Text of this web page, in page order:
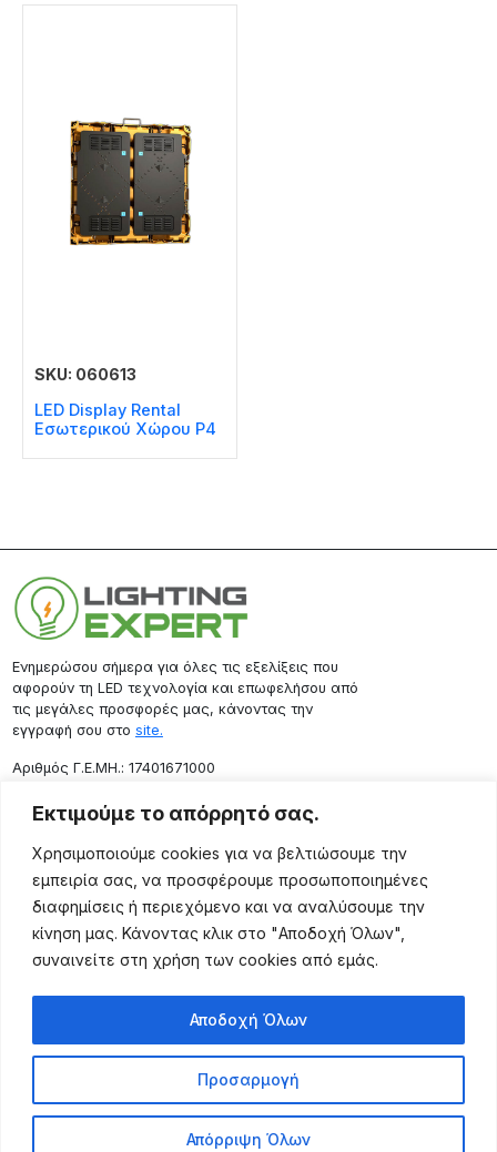
Εκτιμούμε το απόρρητό σας.
Χρησιμοποιούμε cookies για να βελτιώσουμε την
εμπειρία σας, να προσφέρουμε προσωποποιημένες
διαφημίσεις ή περιεχόμενο και να αναλύσουμε την
κίνηση μας. Κάνοντας κλικ στο "Αποδοχή Όλων",
συναινείτε στη χρήση των cookies από εμάς.
Προσαρμογή
Απόρριψη Όλων
Αποδοχή Όλων
SKU: 060613
LED Display Rental
Εσωτερικού Χώρου P4
Ενημερώσου σήμερα για όλες τις εξελίξεις που
αφορούν τη LED τεχνολογία και επωφελήσου από
τις μεγάλες προσφορές μας, κάνοντας την
εγγραφή σου στο site.
Aριθμός Γ.Ε.ΜΗ.: 17401671000
Επικοινωνία
Ρόδου 133, Αθήνα 10443
(+30) 211 725 5427
sales@lightingexpert.gr
Χρήσιμες Σελίδες
Προϊόντα
Τρόποι Αποστολής